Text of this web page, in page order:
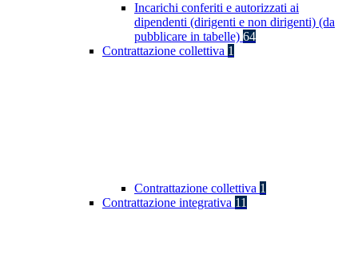
Incarichi conferiti e autorizzati ai
dipendenti (dirigenti e non dirigenti) (da
pubblicare in tabelle) 64
Contrattazione collettiva 1
Contrattazione collettiva 1
Contrattazione integrativa 11